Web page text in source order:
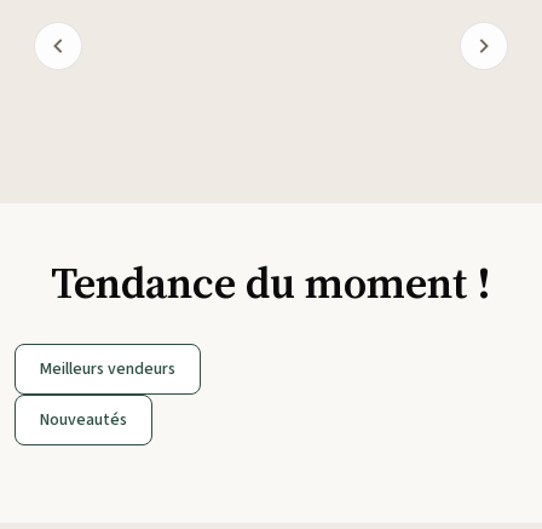
Tendance du moment !
Meilleurs vendeurs
Nouveautés